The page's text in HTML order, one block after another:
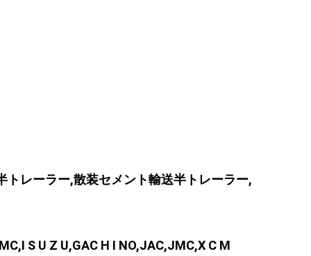
レーラー,散装セメント輸送半トレーラー,
S U Z U,GAC H I NO,JAC,JMC,X C M